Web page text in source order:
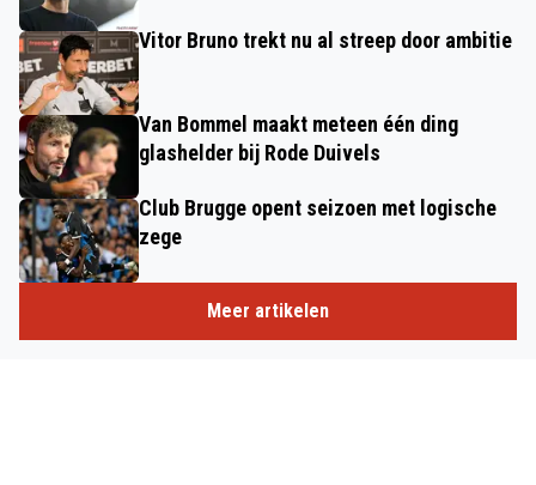
Vitor Bruno trekt nu al streep door ambitie
Van Bommel maakt meteen één ding
glashelder bij Rode Duivels
Club Brugge opent seizoen met logische
zege
Meer artikelen